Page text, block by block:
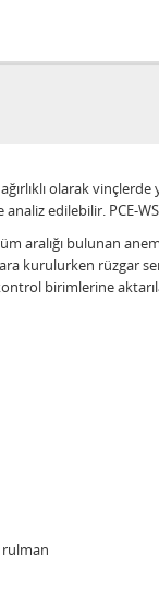
olarak
edilebilir. PCE-
aralığı bulunan
kurulurken rüzgar
birimlerine
rulman